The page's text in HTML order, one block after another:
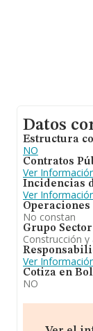
Datos
Estructura
NO
Contratos
Ver
Incidencias
Ver
No constan
Grupo Sector
Construcción
Ver
Cotiza en
NO